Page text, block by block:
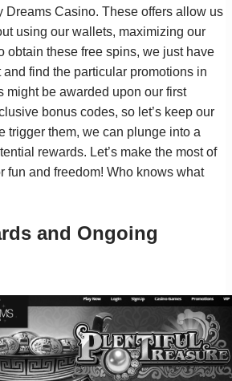
Dreams Casino. These offers allow us
using our wallets, maximizing our
obtain these free spins, we just have
find the particular promotions in
might be awarded upon our first
bonus codes, so let’s keep our
trigger them, we can plunge into a
rewards. Let’s make the most of
fun and freedom! Who knows what
and Ongoing